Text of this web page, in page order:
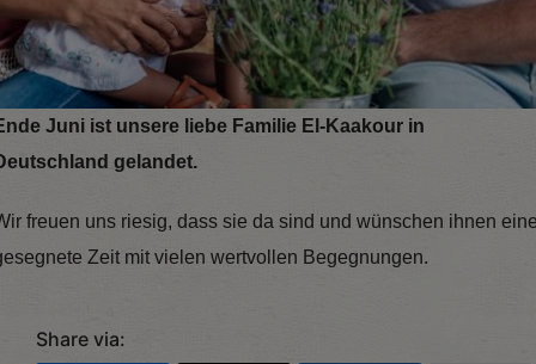
Juni ist unsere liebe Familie El-Kaakour in
gelandet.
freuen uns riesig, dass sie da sind und wünschen ihnen
Zeit mit vielen wertvollen Begegnungen.
Share via: